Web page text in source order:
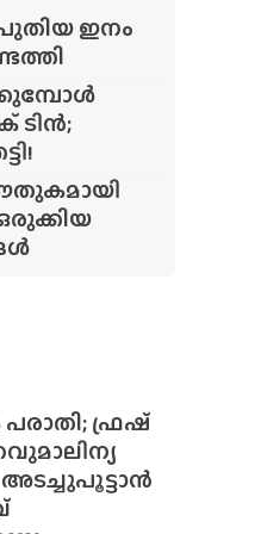
ഇനം
ടിൻ;
ഫ്രഷ്
അടച്ചുപൂട്ടാൻ